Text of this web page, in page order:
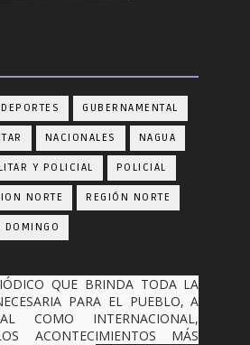
DEPORTES GUBERNAMENTAL
NACIONALES NAGUA
Y POLICIAL POLICIAL
NORTE REGIÓN NORTE
DOMINGO
QUE BRINDA TODA LA
PARA EL PUEBLO, A
COMO INTERNACIONAL,
ACONTECIMIENTOS MÁS